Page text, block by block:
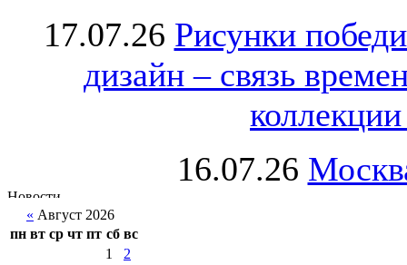
17.07.26 Рисунки
дизайн – связь
16.07.26
« Август 2026
пн вт ср чт пт сб вс
1
2